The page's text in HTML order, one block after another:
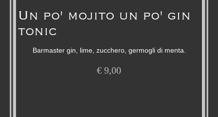
Un po' mojito un po' gin
tonic
Barmaster gin, lime, zucchero, germogli di menta.
€ 9,00